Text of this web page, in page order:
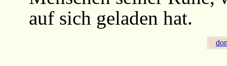
auf sich geladen hat.